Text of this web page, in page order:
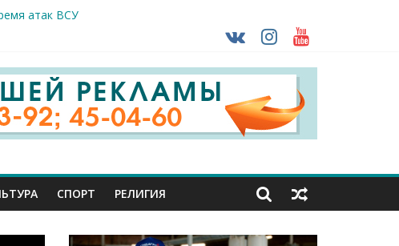
атак ВСУ
отделе СК подвели итоги первого полугодия
без штрафа?
окунуться в прошлое
СПОРТ РЕЛИГИЯ